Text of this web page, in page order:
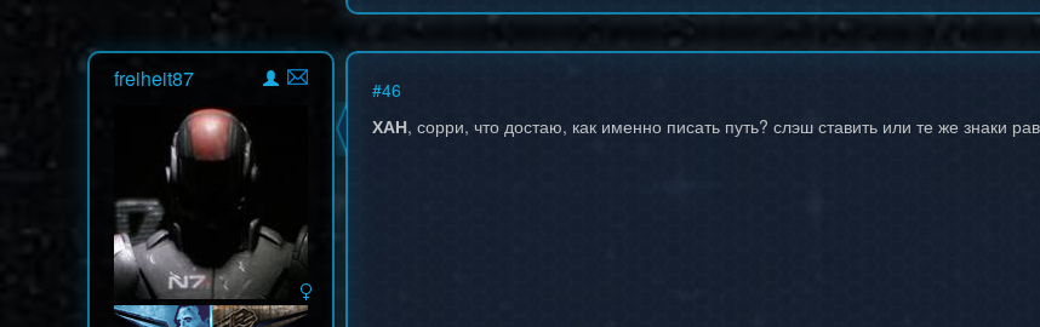
freiheit87 #46
ХАН, сорри, что достаю, как именно писать путь? слэш ставить или те же знаки